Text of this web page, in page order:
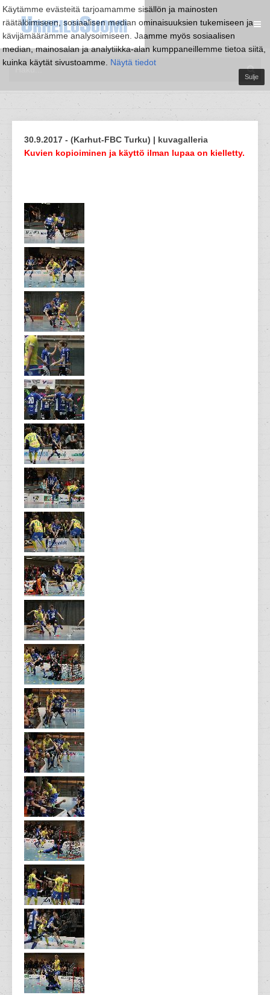
Käytämme evästeitä tarjoamamme sisällön ja mainosten
räätälöimiseen, sosiaalisen median ominaisuuksien tukemiseen ja
kävijämäärämme analysoimiseen. Jaamme myös sosiaalisen
median, mainosalan ja analytiikka-alan kumppaneillemme tietoa siitä,
kuinka käytät sivustoamme. Näytä tiedot
Sulje
30.9.2017 - (Karhut-FBC Turku) | kuvagalleria
Kuvien kopioiminen ja käyttö ilman lupaa on kielletty.